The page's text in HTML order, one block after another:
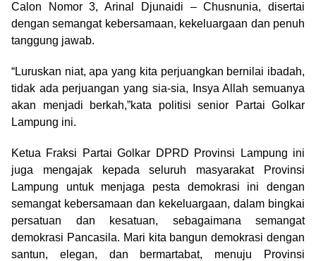
Calon Nomor 3, Arinal Djunaidi – Chusnunia, disertai
dengan semangat kebersamaan, kekeluargaan dan penuh
tanggung jawab.
“Luruskan niat, apa yang kita perjuangkan bernilai ibadah,
tidak ada perjuangan yang sia-sia, Insya Allah semuanya
akan menjadi berkah,”kata politisi senior Partai Golkar
Lampung ini.
Ketua Fraksi Partai Golkar DPRD Provinsi Lampung ini
juga mengajak kepada seluruh masyarakat Provinsi
Lampung untuk menjaga pesta demokrasi ini dengan
semangat kebersamaan dan kekeluargaan, dalam bingkai
persatuan dan kesatuan, sebagaimana semangat
demokrasi Pancasila. Mari kita bangun demokrasi dengan
santun, elegan, dan bermartabat, menuju Provinsi